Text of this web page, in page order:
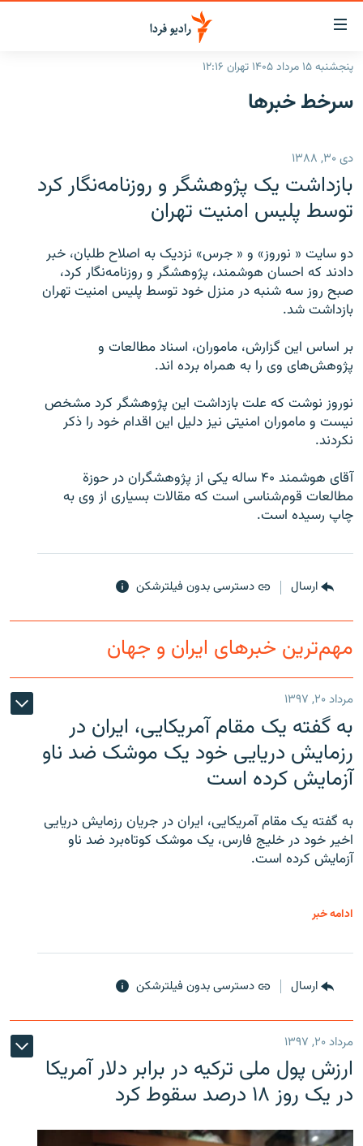
لینک‌های
قابلیت
دسترسی
بازگشت
اصلی
رفتن
صفحه
ایران
رادیو
انتخاب کنید و بشنوید
فرکانس‌ها
پادکست
گزارش‌های تصویری
گزارش‌های ویدئویی
زنان فردا
English
به ما بپیوندید
پنجشنبه ۱۵ مرداد ۱۴۰۵ تهران ۱۲:۱۶
سرخط‌ خبرها
دی ۳۰, ۱۳۸۸
بازداشت یک پژوهشگر و روزنامه‌نگار کرد
توسط پليس امنيت تهران
دو سايت « نوروز» و « جرس» نزديک به اصلاح طلبان، خبر
دادند که احسان هوشمند، پژوهشگر و روزنامه‌نگار کرد،
صبح روز سه شنبه در منزل خود توسط پليس امنيت تهران
بازداشت شد.
بر اساس اين گزارش، ماموران، اسناد مطالعات و
پژوهش‌های وی را به همراه برده اند.
نوروز نوشت که علت بازداشت اين پژوهشگر کرد مشخص
نيست و ماموران امنيتی نيز دليل اين اقدام خود را ذکر
نکردند.
آقای هوشمند ۴۰ ساله يکی از پژوهشگران در حوزة
مطالعات قوم‌شناسی است که مقالات بسياری از وی به
چاپ رسيده است.
ارسال دسترسی بدون فیلترشکن
مهم‌ترین خبرهای ایران و جهان
مرداد ۲۰, ۱۳۹۷
به گفته یک مقام آمریکایی، ایران در
رزمایش دریایی خود یک موشک ضد ناو
آزمایش کرده است
به گفته یک مقام آمریکایی، ایران در جریان رزمایش دریایی
اخیر خود در خلیج فارس، یک موشک کوتاه‌برد ضد ناو
آزمایش کرده است.
ادامه خبر
ارسال دسترسی بدون فیلترشکن
مرداد ۲۰, ۱۳۹۷
ارزش پول ملی ترکیه در برابر دلار آمریکا
در یک روز ۱۸ درصد سقوط کرد